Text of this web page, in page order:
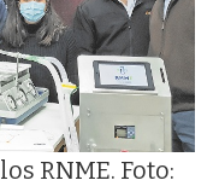
RNME. Foto: